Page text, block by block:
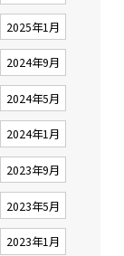
2025年1月
2024年9月
2024年5月
2024年1月
2023年9月
2023年5月
2023年1月